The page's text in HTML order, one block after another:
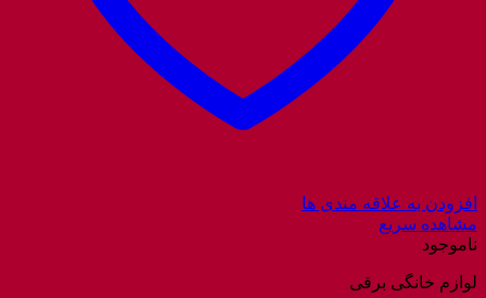
افزودن به علاقه مندی ها
مشاهده سریع
ناموجود
لوازم خانگی برقی